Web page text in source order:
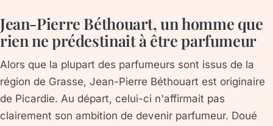
Jean-Pierre Béthouart, un homme que
rien ne prédestinait à être parfumeur
Alors que la plupart des parfumeurs sont issus de la
région de Grasse, Jean-Pierre Béthouart est originaire
de Picardie. Au départ, celui-ci n'affirmait pas
clairement son ambition de devenir parfumeur. Doué